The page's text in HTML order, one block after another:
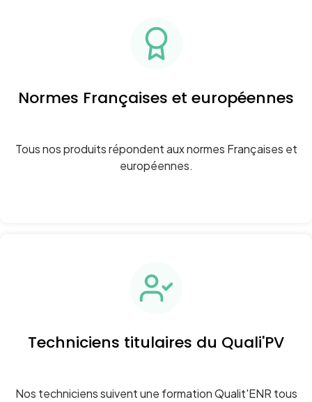
Normes Françaises et européennes
Tous nos produits répondent aux normes Françaises et
européennes.
Techniciens titulaires du Quali'PV
Nos techniciens suivent une formation Qualit'ENR tous